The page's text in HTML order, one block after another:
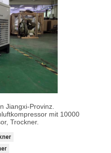
Jiangxi-Provinz.
mit 10000
Trockner.